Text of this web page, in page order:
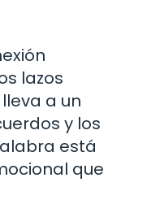
lazos
a un
y los
está
que